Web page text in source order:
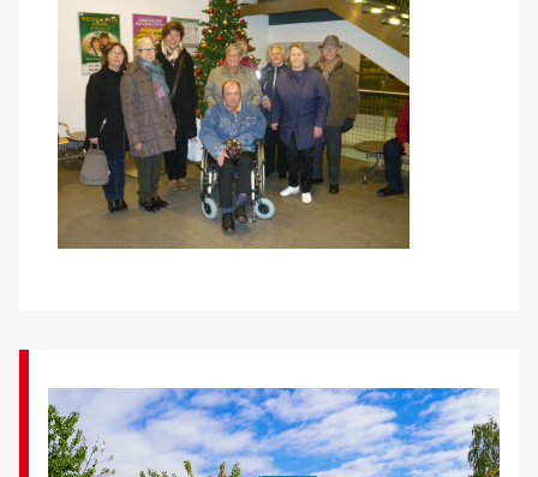
Über uns
Veranstaltungen
Spenden
Glossar